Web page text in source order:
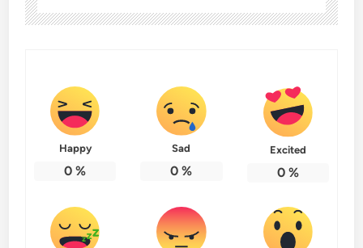
Happy
0 %
Sad
0 %
Excited
0%